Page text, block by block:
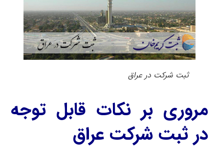
ثبت شرکت در عراق
مروری بر نکات قابل توجه
در ثبت شرکت عراق